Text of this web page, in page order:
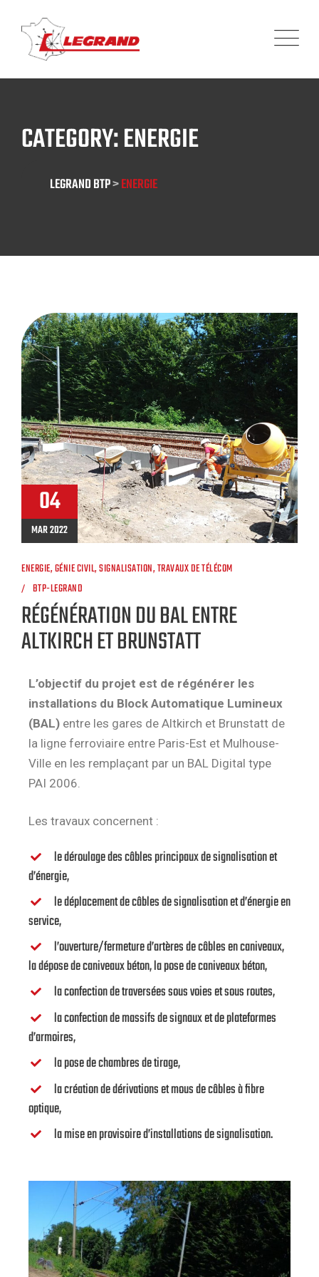
CATEGORY: ENERGIE
LEGRAND BTP>ENERGIE
04
MAR 2022
ENERGIE,GÉNIE CIVIL,SIGNALISATION,TRAVAUX DE TÉLÉCOM
BTP-LEGRAND
RÉGÉNÉRATION DU BAL ENTRE
ALTKIRCH ET BRUNSTATT
L’objectif du projet est de régénérer les
installations du Block Automatique Lumineux
(BAL) entre les gares de Altkirch et Brunstatt de
la ligne ferroviaire entre Paris-Est et Mulhouse-
Ville en les remplaçant par un BAL Digital type
PAI 2006.
Les travaux concernent :
le déroulage des câbles principaux de signalisation et
d’énergie,
le déplacement de câbles de signalisation et d’énergie en
service,
l’ouverture/fermeture d’artères de câbles en caniveaux,
la dépose de caniveaux béton, la pose de caniveaux béton,
la confection de traversées sous voies et sous routes,
la confection de massifs de signaux et de plateformes
d’armoires,
la pose de chambres de tirage,
la création de dérivations et mous de câbles à fibre
optique,
la mise en provisoire d’installations de signalisation.